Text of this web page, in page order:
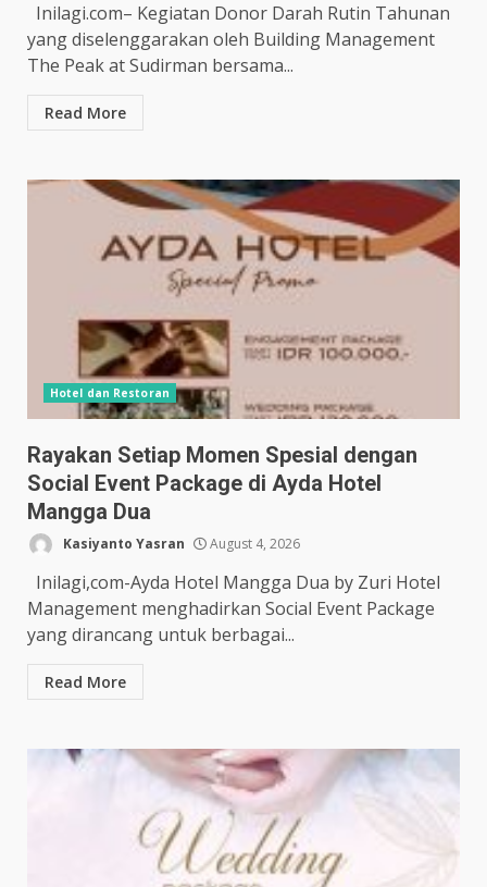
Inilagi.com– Kegiatan Donor Darah Rutin Tahunan
yang diselenggarakan oleh Building Management
The Peak at Sudirman bersama...
Read More
Hotel dan Restoran
Rayakan Setiap Momen Spesial dengan
Social Event Package di Ayda Hotel
Mangga Dua
Kasiyanto Yasran August 4, 2026
Inilagi,com-Ayda Hotel Mangga Dua by Zuri Hotel
Management menghadirkan Social Event Package
yang dirancang untuk berbagai...
Read More